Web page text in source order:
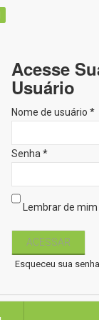
Acesse
Usuário
Nome de usuário *
Senha *
Lembrar de mim
Esqueceu sua